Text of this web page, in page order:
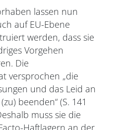
lassen nun
auf EU-Ebene
werden, dass sie
Vorgehen
Die
versprochen „die
und das Leid an
beenden“ (S. 141
muss sie die
Haftlagern an der